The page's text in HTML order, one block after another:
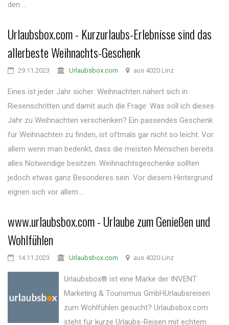
den ...
Urlaubsbox.com - Kurzurlaubs-Erlebnisse sind das
allerbeste Weihnachts-Geschenk
29.11.2023 Urlaubsbox.com aus 4020 Linz
Eines ist jeder Jahr sicher: Weihnachten nähert sich in
Riesenschritten und damit auch die Frage: Was soll ich dieses
Jahr zu Weihnachten verschenken? Ein passendes Geschenk
für Weihnachten zu finden, ist oftmals gar nicht so leicht. Vor
allem wenn man bedenkt, dass die meisten Menschen bereits
alles Notwendige besitzen. Weihnachtsgeschenke sollten
jedoch etwas ganz Besonderes sein. Vor diesem Hintergrund
eignen sich vor allem ...
www.urlaubsbox.com - Urlaube zum Genießen und
Wohlfühlen
14.11.2023 Urlaubsbox.com aus 4020 Linz
Urlaubsbox® ist eine Marke der INVENT
Marketing & Tourismus GmbHUrlaubsreisen
zum Wohlfühlen gesucht? Urlaubsbox.com
steht für kurze Urlaubs-Reisen mit echtem